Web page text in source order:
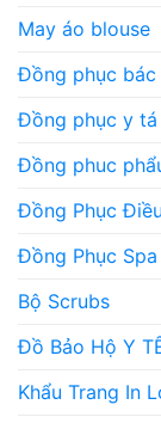
May áo blouse
Đồng phục bác
Đồng phục y tá
Đồng phuc
Đồng Phục
Đồng Phục Spa
Bộ Scrubs
Đồ Bảo Hộ Y
Khẩu Trang In